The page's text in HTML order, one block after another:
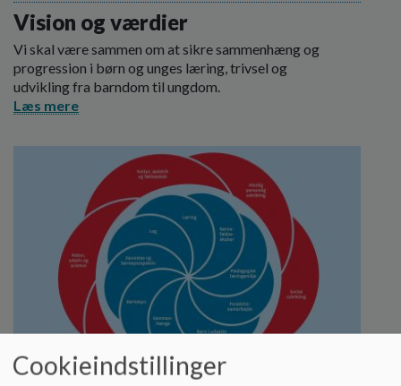
Vision og værdier
Vi skal være sammen om at sikre sammenhæng og
progression i børn og unges læring, trivsel og
udvikling fra barndom til ungdom.
Læs mere
Cookieindstillinger